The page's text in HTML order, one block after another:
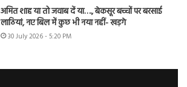
अमित शाह या तो जवाब दें या…., बेकसूर बच्चों पर बरसाई
लाठियां, नए बिल में कुछ भी नया नहीं- खड़गे
30 July 2026 - 5:20 PM